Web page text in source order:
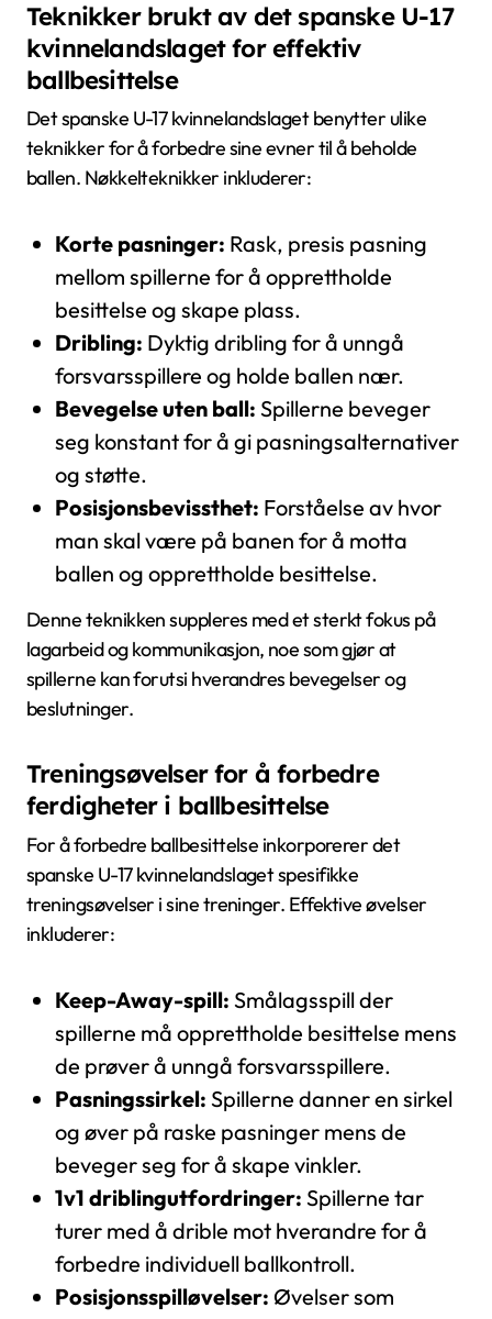
Teknikker brukt av det spanske U-17
kvinnelandslaget for effektiv
ballbesittelse
Det spanske U-17 kvinnelandslaget benytter ulike
teknikker for å forbedre sine evner til å beholde
ballen. Nøkkelteknikker inkluderer:
Korte pasninger: Rask, presis pasning
mellom spillerne for å opprettholde
besittelse og skape plass.
Dribling: Dyktig dribling for å unngå
forsvarsspillere og holde ballen nær.
Bevegelse uten ball: Spillerne beveger
seg konstant for å gi pasningsalternativer
og støtte.
Posisjonsbevissthet: Forståelse av hvor
man skal være på banen for å motta
ballen og opprettholde besittelse.
Denne teknikken suppleres med et sterkt fokus på
lagarbeid og kommunikasjon, noe som gjør at
spillerne kan forutsi hverandres bevegelser og
beslutninger.
Treningsøvelser for å forbedre
ferdigheter i ballbesittelse
For å forbedre ballbesittelse inkorporerer det
spanske U-17 kvinnelandslaget spesifikke
treningsøvelser i sine treninger. Effektive øvelser
inkluderer:
Keep-Away-spill: Smålagsspill der
spillerne må opprettholde besittelse mens
de prøver å unngå forsvarsspillere.
Pasningssirkel: Spillerne danner en sirkel
og øver på raske pasninger mens de
beveger seg for å skape vinkler.
1v1 driblingutfordringer: Spillerne tar
turer med å drible mot hverandre for å
forbedre individuell ballkontroll.
Posisjonsspilløvelser: Øvelser som